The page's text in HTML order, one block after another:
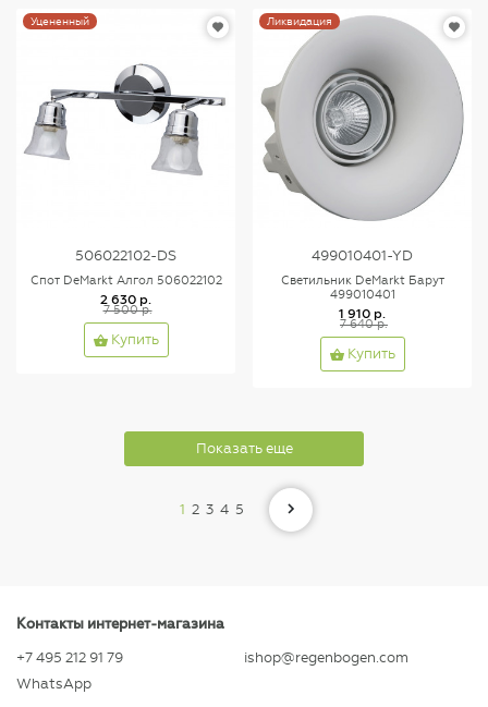
Уцененный
506022102-DS
Спот DeMarkt Алгол 506022102
2 630 р.
7 500 р.
Купить
Ликвидация
499010401-YD
Светильник DeMarkt Барут
499010401
1 910 р.
7 640 р.
Купить
Показать еще
1 2 3 4 5
Контакты интернет-магазина
+7 495 212 91 79
WhatsApp
ishop@regenbogen.com